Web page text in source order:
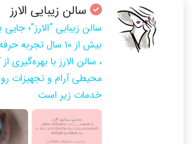
سالن زیبایی الارز
سالن زیبایی “الارز”؛
بیش از ۱۰ سال
، سالن الارز با بهره‌گیری
محیطی آرام و تجهیزات روز
خدمات زیر است